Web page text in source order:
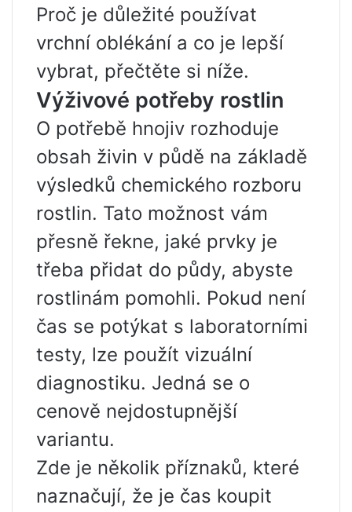
Proč je důležité používat
vrchní oblékání a co je lepší
vybrat, přečtěte si níže.
Výživové potřeby rostlin
O potřebě hnojiv rozhoduje
obsah živin v půdě na základě
výsledků chemického rozboru
rostlin. Tato možnost vám
přesně řekne, jaké prvky je
třeba přidat do půdy, abyste
rostlinám pomohli. Pokud není
čas se potýkat s laboratorními
testy, lze použít vizuální
diagnostiku. Jedná se o
cenově nejdostupnější
variantu.
Zde je několik příznaků, které
naznačují, že je čas koupit